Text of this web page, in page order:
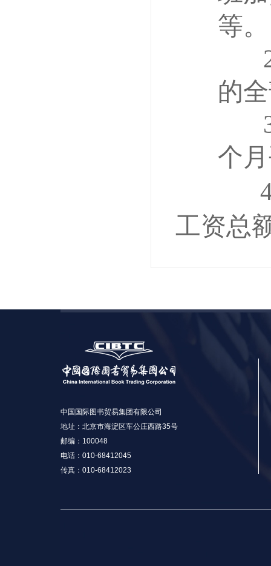
等。
的
个
工资总
中国国际图书贸易集团有限公司
地址：北京市海淀区车公庄西路35号
邮编：100048
电话：010-68412045
传真：010-68412023